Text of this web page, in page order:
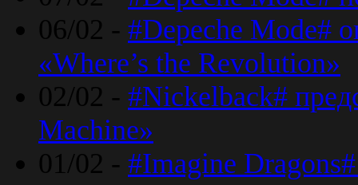
06/02 - #Depeche Mode#
«Where’s the Revolution»
02/02 - #Nickelback#
Machine»
01/02 - #Imagine